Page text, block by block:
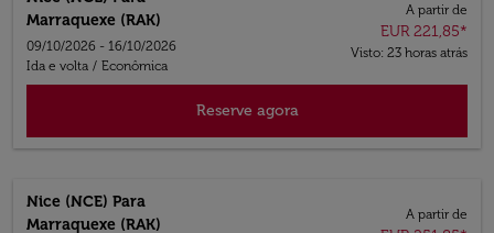
Marraquexe (RAK)
09/10/2026 - 16/10/2026
Ida e volta / Econômica
A partir de
EUR 221,85*
Visto: 23 horas atrás
Reserve agora
Nice (NCE) Para
Marraquexe (RAK)
A partir de